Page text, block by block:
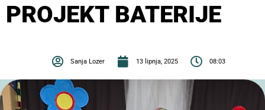
PROJEKT BATERIJE
Sanja Lozer 13 lipnja, 2025 08:03